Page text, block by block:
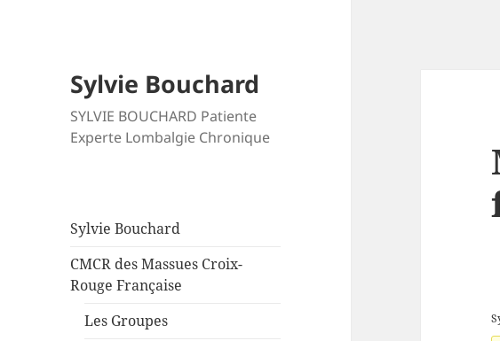
Sylvie Bouchard
SYLVIE BOUCHARD Patiente
Experte Lombalgie Chronique
Sylvie Bouchard
CMCR des Massues Croix-
Rouge Française
Les Groupes